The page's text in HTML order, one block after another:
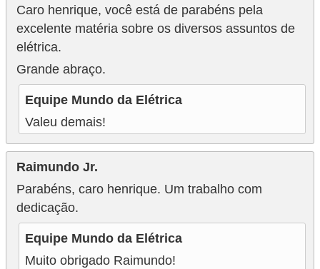
Caro henrique, você está de parabéns pela
excelente matéria sobre os diversos assuntos de
elétrica.
Grande abraço.
Equipe Mundo da Elétrica
Valeu demais!
Raimundo Jr.
Parabéns, caro henrique. Um trabalho com
dedicação.
Equipe Mundo da Elétrica
Muito obrigado Raimundo!